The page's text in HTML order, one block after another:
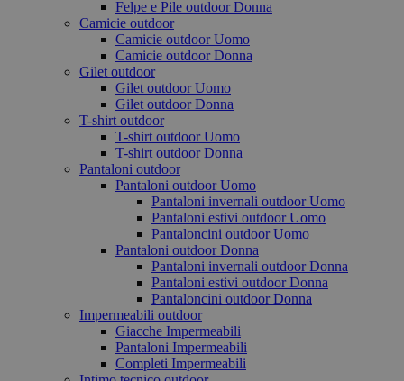
Felpe e Pile outdoor Donna
Camicie outdoor
Camicie outdoor Uomo
Camicie outdoor Donna
Gilet outdoor
Gilet outdoor Uomo
Gilet outdoor Donna
T-shirt outdoor
T-shirt outdoor Uomo
T-shirt outdoor Donna
Pantaloni outdoor
Pantaloni outdoor Uomo
Pantaloni invernali outdoor Uomo
Pantaloni estivi outdoor Uomo
Pantaloncini outdoor Uomo
Pantaloni outdoor Donna
Pantaloni invernali outdoor Donna
Pantaloni estivi outdoor Donna
Pantaloncini outdoor Donna
Impermeabili outdoor
Giacche Impermeabili
Pantaloni Impermeabili
Completi Impermeabili